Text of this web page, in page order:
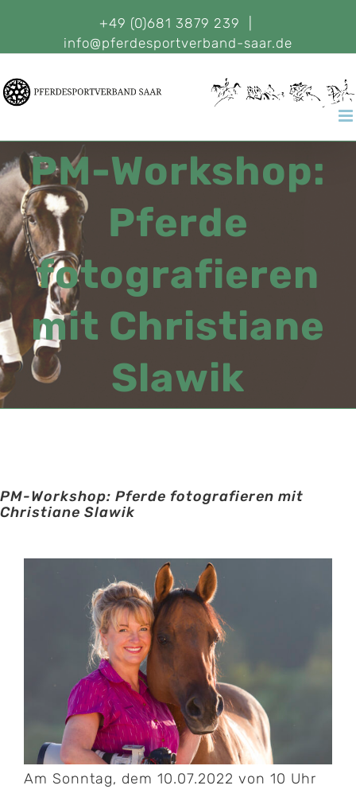
+49 (0)681 3879 239
info@pferdesportverband-saar.de
PM-Workshop:
Pferde
fotografieren
mit Christiane
Slawik
PM-Workshop: Pferde fotografieren mit
Christiane Slawik
Am Sonntag, dem 10.07.2022 von 10 Uhr